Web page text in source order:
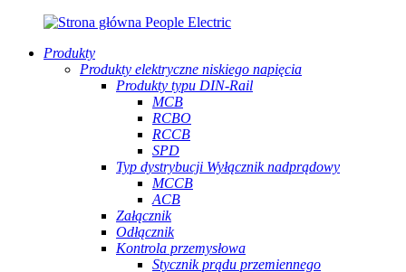
Produkty
Produkty elektryczne niskiego napięcia
Produkty typu DIN-Rail
MCB
RCBO
RCCB
SPD
Typ dystrybucji Wyłącznik nadprądowy
MCCB
ACB
Załącznik
Odłącznik
Kontrola przemysłowa
Stycznik prądu przemiennego